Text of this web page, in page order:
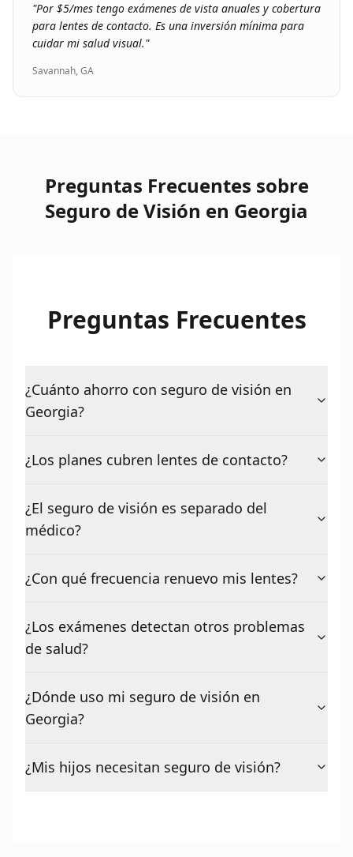
"Por $5/mes tengo exámenes de vista anuales y cobertura
para lentes de contacto. Es una inversión mínima para
cuidar mi salud visual."
Savannah, GA
Preguntas Frecuentes sobre
Seguro de Visión en Georgia
Preguntas Frecuentes
¿Cuánto ahorro con seguro de visión en
Georgia?
¿Los planes cubren lentes de contacto?
¿El seguro de visión es separado del
médico?
¿Con qué frecuencia renuevo mis lentes?
¿Los exámenes detectan otros problemas
de salud?
¿Dónde uso mi seguro de visión en
Georgia?
¿Mis hijos necesitan seguro de visión?